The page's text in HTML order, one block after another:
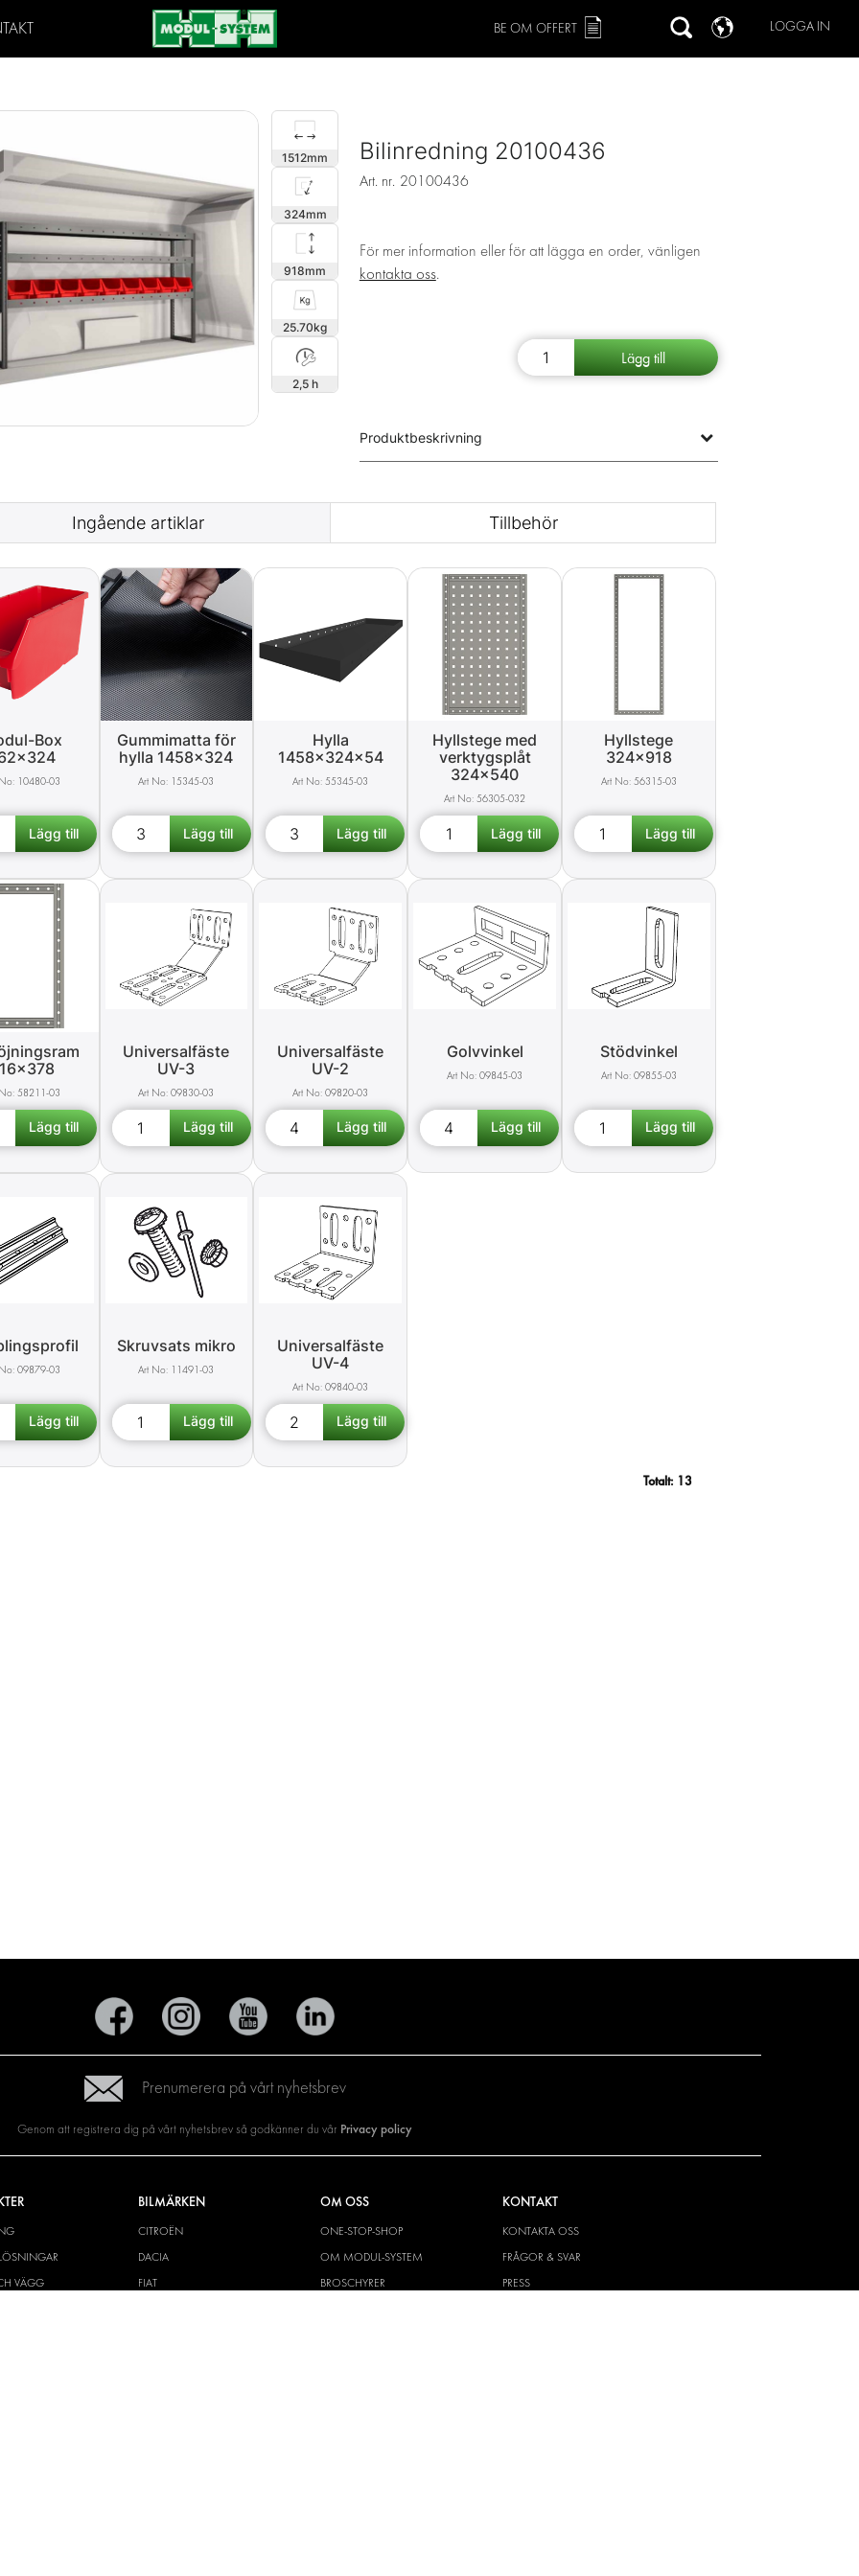
LOGGA IN
BE OM OFFERT
1512
324
918
25.70
2,5 h
Bilinredning 20100436
Art. nr. 20100436
För mer information eller för att lägga en order, vänligen
kontakta oss.
Produktbeskrivning
Ingående artiklar Tillbehör
Box
10480-03
Gummimatta för
hylla 1458x324
15345-03
Hylla
1458x324x54
55345-03
Hyllstege med
verktygsplåt
324x540
56305-032
Hyllstege
324x918
56315-03
58211-03
Universalfäste
UV-3
09830-03
Universalfäste
UV-2
09820-03
Golvvinkel
09845-03
Stödvinkel
09855-03
09879-03
Skruvsats mikro
11491-03
Universalfäste
UV-4
09840-03
Totalt: 13
Prenumerera på vårt nyhetsbrev
Genom att registrera dig på vårt nyhetsbrev så godkänner du vår Privacy policy
VÄGG
BILMÄRKEN
CITROËN
DACIA
FIAT
OM OSS
ONE-STOP-SHOP
OM MODUL-SYSTEM
BROSCHYRER
KONTAKT
KONTAKTA OSS
FRÅGOR & SVAR
PRESS